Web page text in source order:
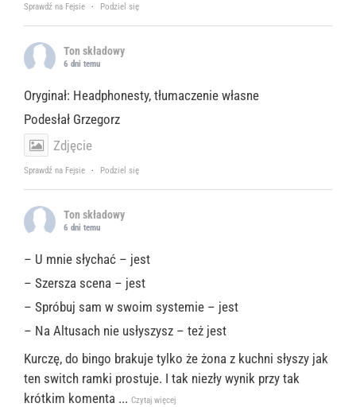
Sprawdź na Fejsie · Podziel się
Ton składowy
6 dni temu
Oryginał: Headphonesty, tłumaczenie własne
Podesłał Grzegorz
Zdjęcie
Sprawdź na Fejsie · Podziel się
Ton składowy
6 dni temu
– U mnie słychać – jest
– Szersza scena – jest
– Spróbuj sam w swoim systemie – jest
– Na Altusach nie usłyszysz – też jest
Kurczę, do bingo brakuje tylko że żona z kuchni słyszy jak
ten switch ramki prostuje. I tak niezły wynik przy tak
krótkim komenta ... Czytaj więcej